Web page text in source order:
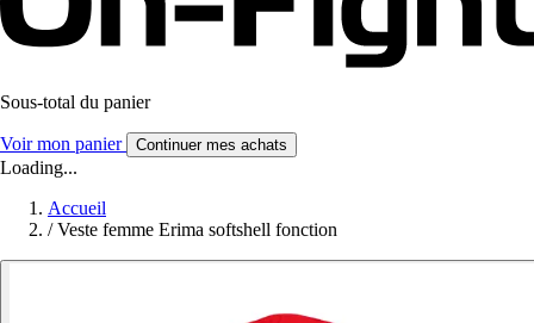
Sous-total du panier
Voir mon panier Continuer mes achats
Loading...
Accueil
/ Veste femme Erima softshell fonction